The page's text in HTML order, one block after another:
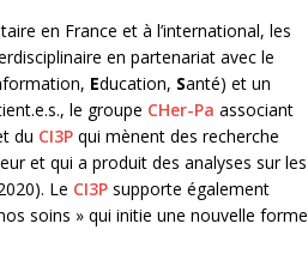
en France et à l’international, les
en partenariat avec le
formation, Education, Santé) et un
le groupe CHer-Pa associant
du CI3P qui mènent des recherche
et qui a produit des analyses sur les
Le CI3P supporte également
soins » qui initie une nouvelle forme